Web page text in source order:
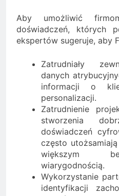
Aby umożliwić
doświadczeń, których
ekspertów sugeruje, aby
Zatrudniały
danych
informacji o
personalizacji.
Zatrudnienie
stworzenia
doświadczeń
często
większym
wiarygodnością.
Wykorzystanie
identyfikacji